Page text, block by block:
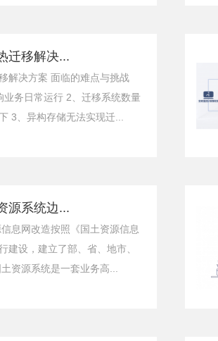
迁移解决...
解决方案 面临的难点与挑战
业务日常运行 2、迁移系统数量
3、异构存储无法实现迁...
源系统边...
息网改造按照《国土资源信息
建设，建立了部、省、地市、
资源系统是一套业务高...